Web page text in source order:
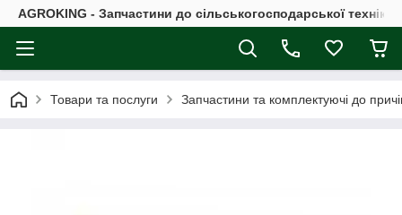
AGROKING - Запчастини до сільськогосподарської
Товари та послуги Запчастини та комплектуючі до